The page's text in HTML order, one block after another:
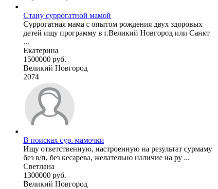
Стану суррогатной мамой
Суррогатная мама с опытом рождения двух здоровых
детей ищу программу в г.Великий Новгород или Санкт
...
Екатерина
1500000 руб.
Великий Новгород
2074
В поисках сур. мамочки
Ищу ответственную, настроенную на результат сурмаму
без в/п, без кесарева, желательно наличие на ру ...
Светлана
1300000 руб.
Великий Новгород